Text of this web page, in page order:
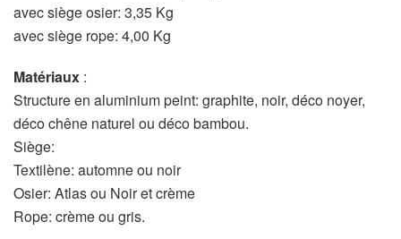
avec siège osier: 3,35 Kg
avec siège rope: 4,00 Kg
Matériaux :
Structure en aluminium peint: graphite, noir, déco noyer,
déco chêne naturel ou déco bambou.
Siège:
Textilène: automne ou noir
Osier: Atlas ou Noir et crème
Rope: crème ou gris.